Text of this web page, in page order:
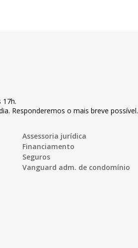
17h.
Responderemos o mais breve possível.
Assessoria jurídica
Financiamento
Seguros
Vanguard adm. de condomínio